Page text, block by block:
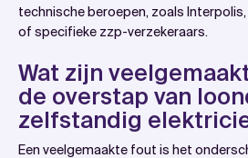
technische beroepen, zoals
of specifieke zzp-verzekeraars.
Wat zijn
de overstap van
zelfstandig
Een veelgemaakte fout is het